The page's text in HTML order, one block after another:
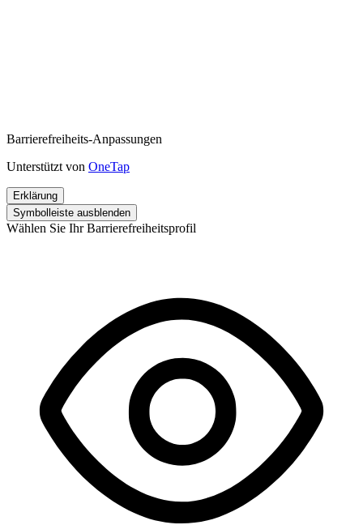
Barrierefreiheits-Anpassungen
Unterstützt von OneTap
Erklärung
Symbolleiste ausblenden
Wählen Sie Ihr Barrierefreiheitsprofil